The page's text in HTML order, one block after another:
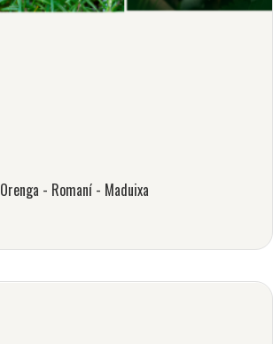
Orenga - Romaní - Maduixa